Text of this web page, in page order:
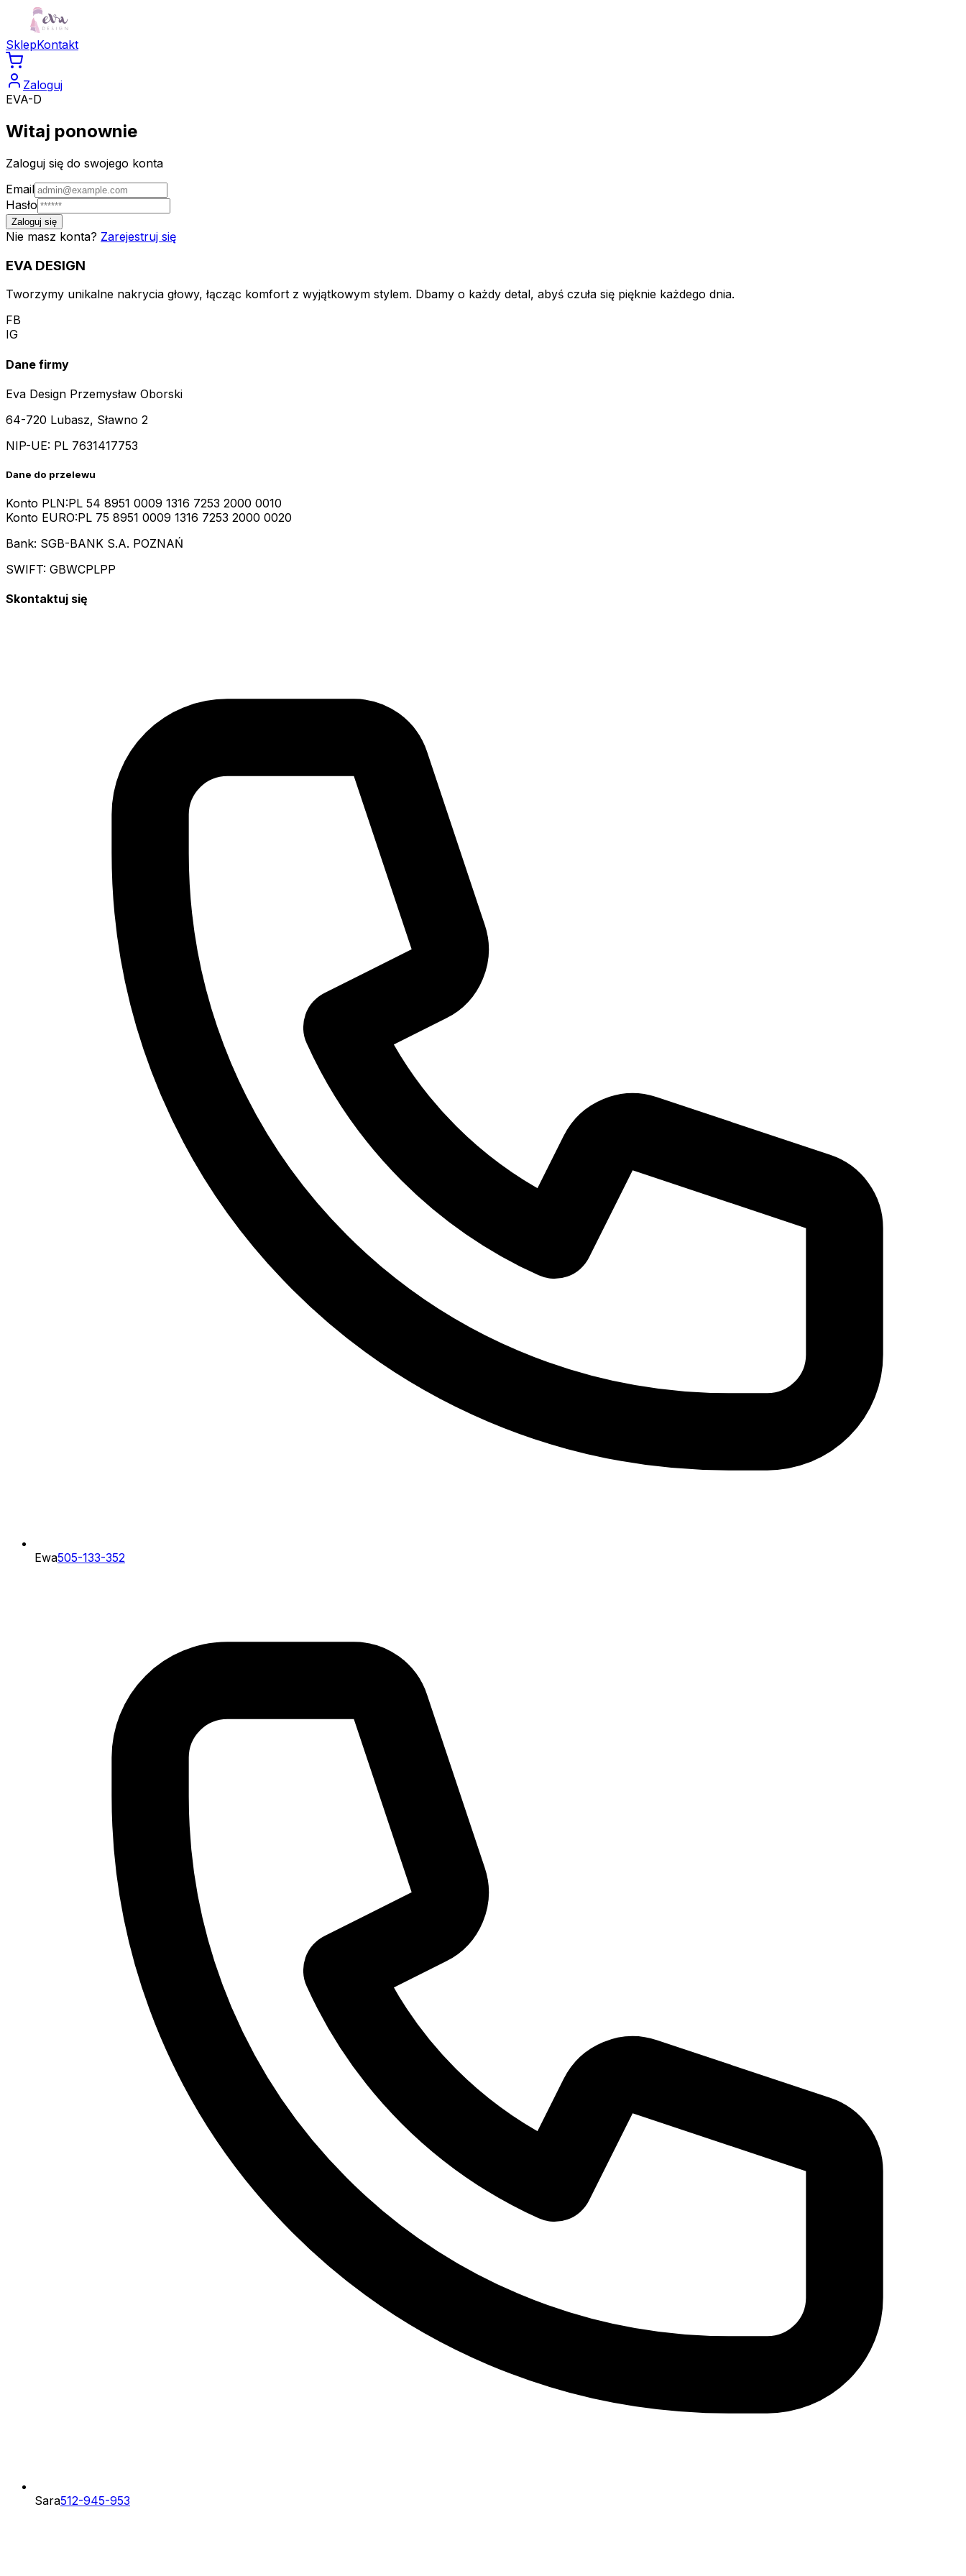
SklepKontakt
Zaloguj
EVA-D
Witaj ponownie
Zaloguj się do swojego konta
Email
Hasło
Zaloguj się
Nie masz konta? Zarejestruj się
EVA DESIGN
Tworzymy unikalne nakrycia głowy, łącząc komfort z wyjątkowym stylem. Dbamy o każdy detal, abyś czuła się pięknie każdego dnia.
FB
IG
Dane firmy
Eva Design Przemysław Oborski
64-720 Lubasz, Sławno 2
NIP-UE: PL 7631417753
Dane do przelewu
Konto PLN:PL 54 8951 0009 1316 7253 2000 0010
Konto EURO:PL 75 8951 0009 1316 7253 2000 0020
Bank: SGB-BANK S.A. POZNAŃ
SWIFT: GBWCPLPP
Skontaktuj się
Ewa505-133-352
Sara512-945-953